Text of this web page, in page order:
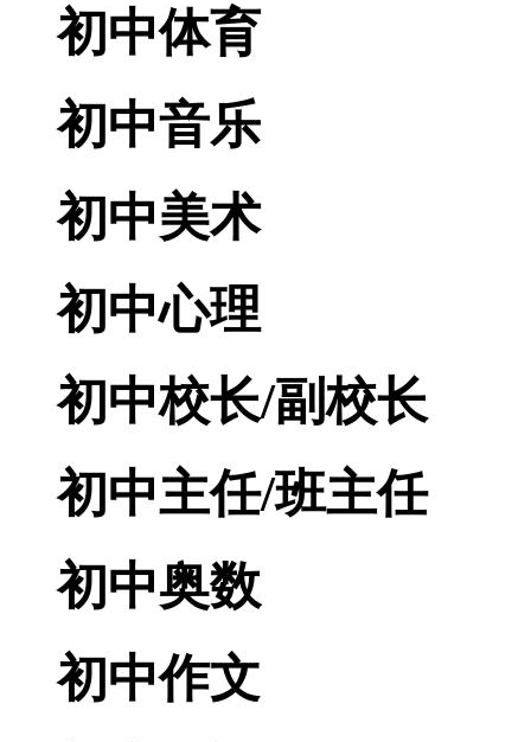
初中体育
初中音乐
初中美术
初中心理
初中校长/副校长
初中主任/班主任
初中奥数
初中作文